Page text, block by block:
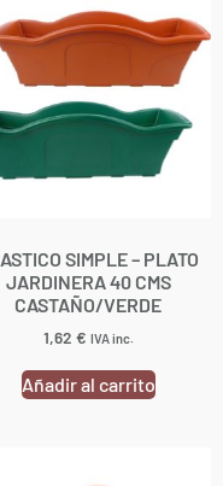
SIMPLE – PLATO
JARDINERA 40 CMS
CASTAÑO/VERDE
1,62 € IVA inc.
Añadir al carrito